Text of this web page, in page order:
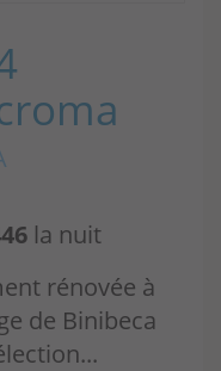
la nuit
rénovée à
de Binibeca